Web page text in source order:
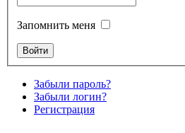
Запомнить меня
Забыли пароль?
Забыли логин?
Регистрация